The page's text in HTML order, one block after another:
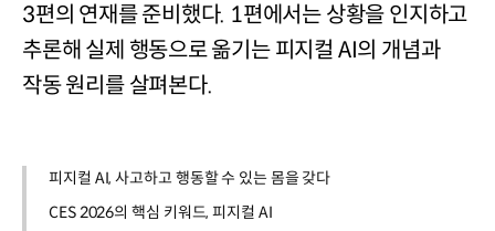
3편의 연재를 준비했다. 1편에서는 상황을 인지하고
추론해 실제 행동으로 옮기는 피지컬 AI의 개념과
작동 원리를 살펴본다.
피지컬 AI, 사고하고 행동할 수 있는 몸을 갖다
CES 2026의 핵심 키워드, 피지컬 AI